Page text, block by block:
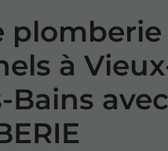
plomberie
à
Bains avec